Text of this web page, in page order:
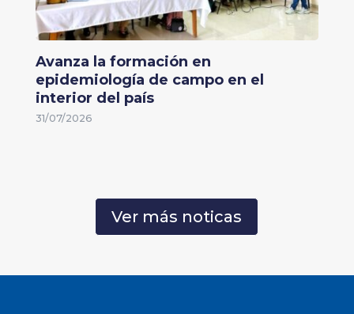
Avanza la formación en
epidemiología de campo en el
interior del país
31/07/2026
Ver más noticas